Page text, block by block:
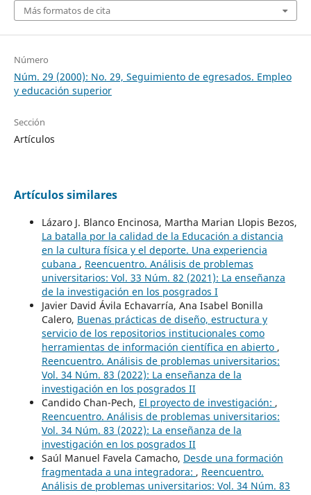
Más formatos de cita
Número
Núm. 29 (2000): No. 29, Seguimiento de egresados. Empleo
y educación superior
Sección
Artículos
Artículos similares
Lázaro J. Blanco Encinosa, Martha Marian Llopis Bezos,
La batalla por la calidad de la Educación a distancia
en la cultura física y el deporte. Una experiencia
cubana , Reencuentro. Análisis de problemas
universitarios: Vol. 33 Núm. 82 (2021): La enseñanza
de la investigación en los posgrados I
Javier David Ávila Echavarría, Ana Isabel Bonilla
Calero, Buenas prácticas de diseño, estructura y
servicio de los repositorios institucionales como
herramientas de información científica en abierto ,
Reencuentro. Análisis de problemas universitarios:
Vol. 34 Núm. 83 (2022): La enseñanza de la
investigación en los posgrados II
Candido Chan-Pech, El proyecto de investigación: ,
Reencuentro. Análisis de problemas universitarios:
Vol. 34 Núm. 83 (2022): La enseñanza de la
investigación en los posgrados II
Saúl Manuel Favela Camacho, Desde una formación
fragmentada a una integradora: , Reencuentro.
Análisis de problemas universitarios: Vol. 34 Núm. 83